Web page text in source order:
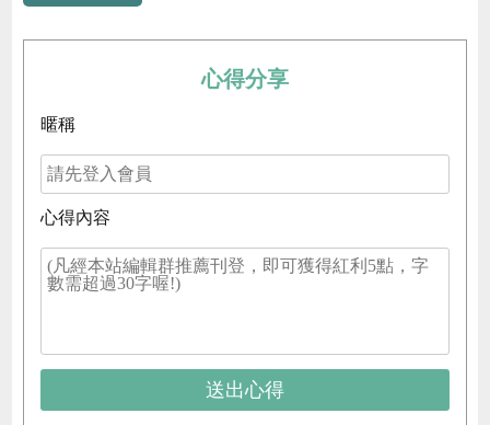
心得分享
暱稱
心得內容
送出心得